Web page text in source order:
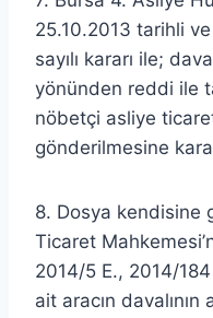
25.10.2013 tarihli
sayılı kararı ile;
yönünden reddi ile
nöbetçi asliye
gönderilmesine
8. Dosya kendisine
Ticaret
2014/5 E., 2014/184
ait aracın davalının